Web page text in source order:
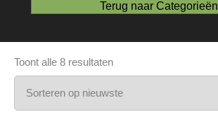
Terug naar Categorieën
Toont alle 8 resultatenGesorteerd
op